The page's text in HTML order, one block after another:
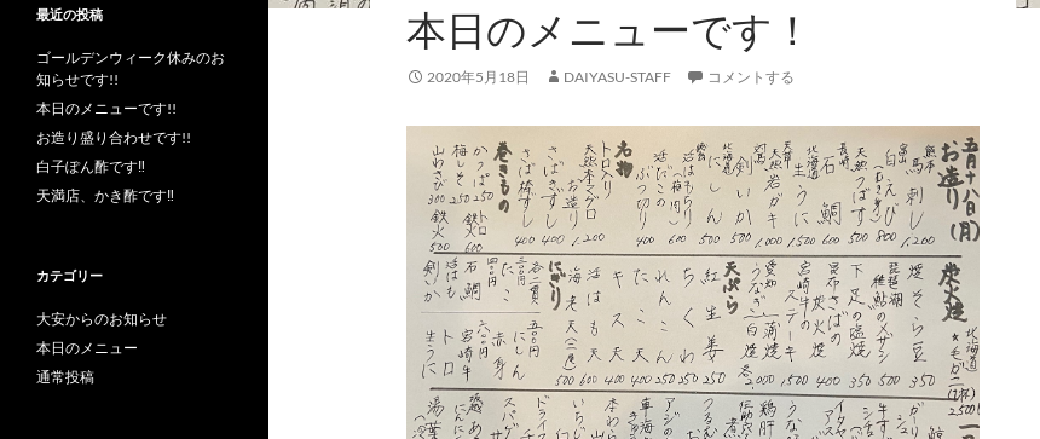
本日のメニューです！
2020年5月18日 DAIYASU-STAFF コメントする
最近の投稿
ゴールデンウィーク休みのお
知らせです!!
本日のメニューです!!
お造り盛り合わせです!!
白子ぽん酢です‼︎
天満店、かき酢です‼︎
カテゴリー
大安からのお知らせ
本日のメニュー
通常投稿